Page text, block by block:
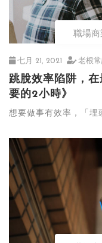
職場商
七月 21, 2021 老根
跳脫效率陷阱，
要的2小時》
想要做事有效率，「埋